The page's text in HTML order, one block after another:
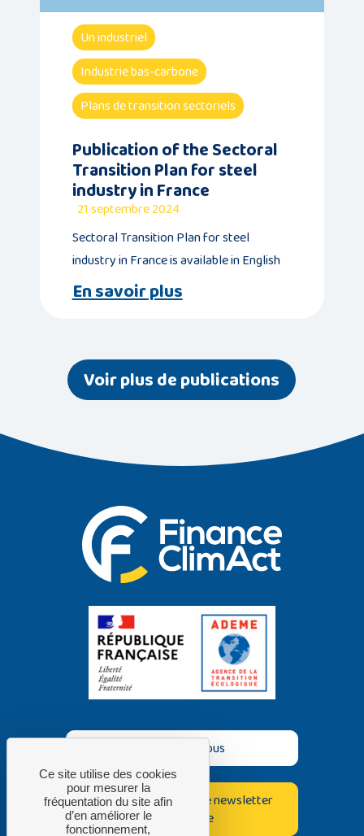
Un industriel
Industrie bas-carbone
Plans de transition sectoriels
Publication of the Sectoral
Transition Plan for steel
industry in France
21 septembre 2024
Sectoral Transition Plan for steel
industry in France is available in English
En savoir plus
Voir plus de publications
Contactez-nous
Inscrivez-vous à notre newsletter
bimestrielle
Ce site utilise des cookies
pour mesurer la
fréquentation du site afin
d’en améliorer le
fonctionnement,